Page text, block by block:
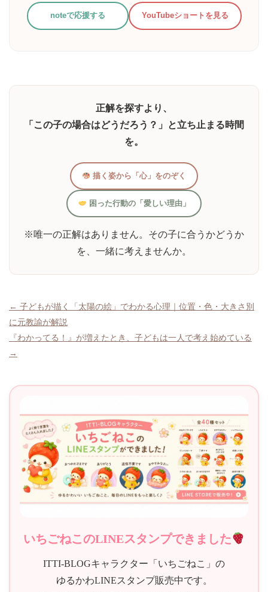
noteで応援する YouTubeショートを見る
正解を探すより、
「この子の場合はどうだろう？」と立ち止まる時間
を。
描く姿から「心」をのぞく
困った行動の「愛しい理由」
※唯一の正解はありません。その子に合うかどうか
を、一緒に考えませんか。
投
稿
ナ
ゲ
← 子どもが描く「太陽の絵」でわかる心理｜位置・色・大きさ別
に元教諭が解説
『わかってる！』が増えたとき、子どもは一人で考え始めている
→
いちごねこのLINEスタンプできました
ITTI-BLOGキャラクター「いちごねこ」の
ゆるかわLINEスタンプ販売中です。